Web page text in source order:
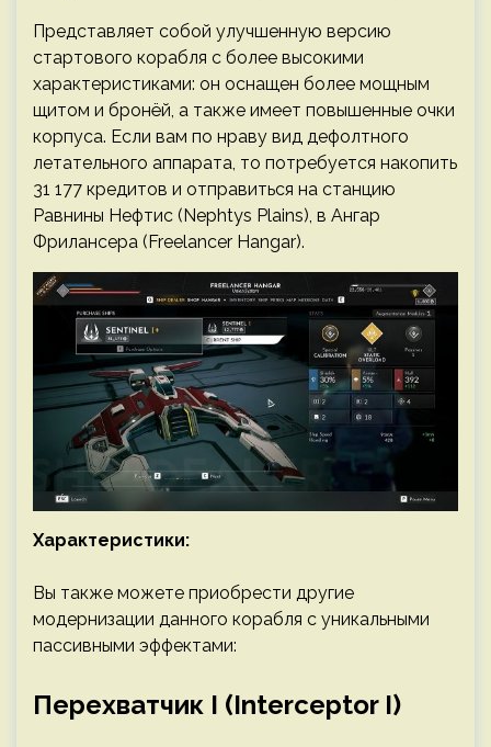
Представляет собой улучшенную версию
стартового корабля с более высокими
характеристиками: он оснащен более мощным
щитом и бронёй, а также имеет повышенные очки
корпуса. Если вам по нраву вид дефолтного
летательного аппарата, то потребуется накопить
31 177 кредитов и отправиться на станцию
Равнины Нефтис (Nephtys Plains), в Ангар
Фрилансера (Freelancer Hangar).
Характеристики:
Вы также можете приобрести другие
модернизации данного корабля с уникальными
пассивными эффектами:
Перехватчик I (Interceptor I)